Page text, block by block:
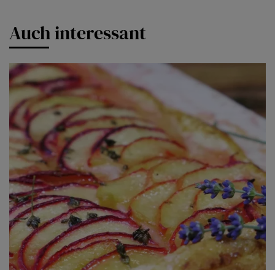
Auch interessant